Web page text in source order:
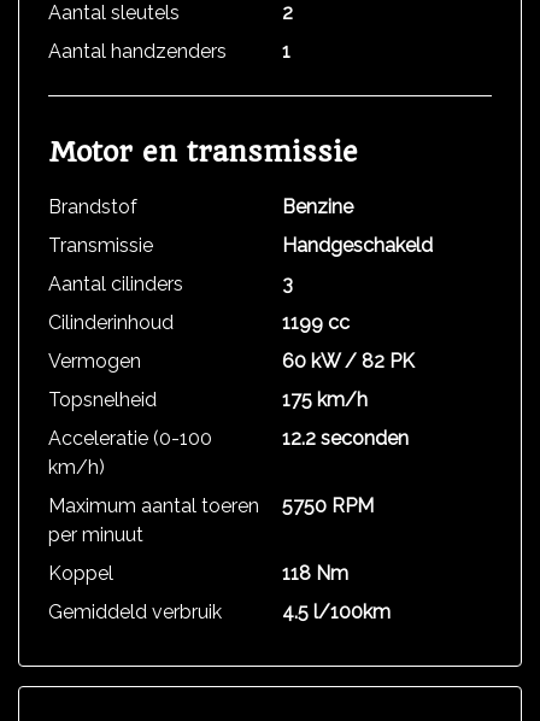
Aantal sleutels
2
Aantal handzenders
1
Motor en transmissie
Brandstof
Benzine
Transmissie
Handgeschakeld
Aantal cilinders
3
Cilinderinhoud
1199 cc
Vermogen
60 kW / 82 PK
Topsnelheid
175 km/h
Acceleratie (0-100
km/h)
12.2 seconden
Maximum aantal toeren
per minuut
5750 RPM
Koppel
118 Nm
Gemiddeld verbruik
4.5 l/100km